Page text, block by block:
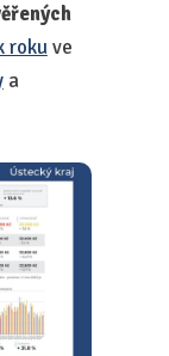
rokuve
a